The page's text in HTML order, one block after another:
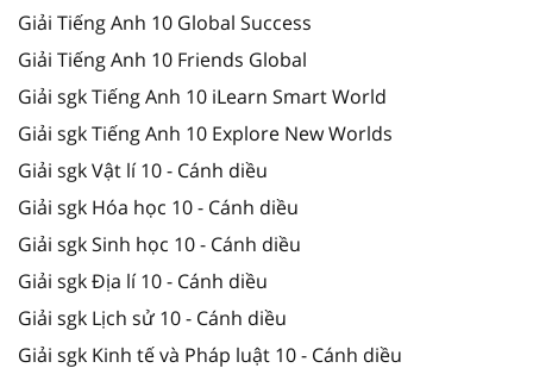
Giải Tiếng Anh 10 Global Success
Giải Tiếng Anh 10 Friends Global
Giải sgk Tiếng Anh 10 iLearn Smart World
Giải sgk Tiếng Anh 10 Explore New Worlds
Giải sgk Vật lí 10 - Cánh diều
Giải sgk Hóa học 10 - Cánh diều
Giải sgk Sinh học 10 - Cánh diều
Giải sgk Địa lí 10 - Cánh diều
Giải sgk Lịch sử 10 - Cánh diều
Giải sgk Kinh tế và Pháp luật 10 - Cánh diều